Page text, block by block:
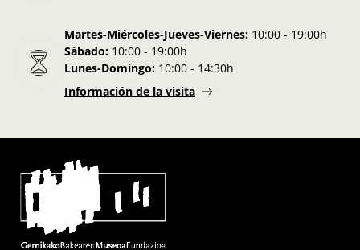
Martes-Miércoles-Jueves-Viernes: 10:00 - 19:00h
Sábado: 10:00 - 19:00h
Lunes-Domingo: 10:00 - 14:30h
Información de la visita